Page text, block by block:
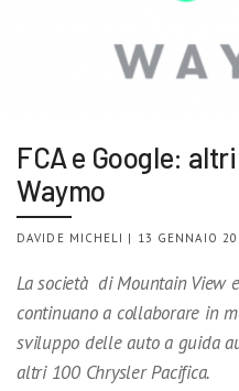
FCA e Google:
Waymo
DAVIDE MICHELI | 13 GENNAIO
La società di Mountain View
continuano a collaborare in
sviluppo delle auto a guida
altri 100 Chrysler Pacifica.